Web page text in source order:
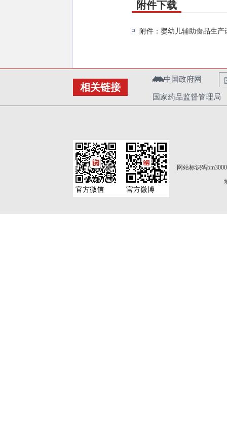
附件下载
附件：婴幼儿辅助食品生
相关链接
中国政府网
国家药品监督管理局
网站标识码
官方微信 官方微博